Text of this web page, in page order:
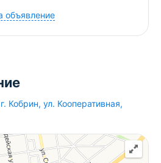
объявление
г. Кобрин, ул. Кооперативная,